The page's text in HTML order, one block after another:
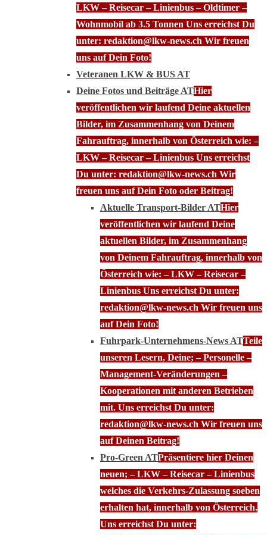
LKW – Reisecar – Linienbus – Oldtimer –
Wohnmobil ab 3.5 Tonnen Uns erreichst Du
unter: redaktion@lkw-news.ch Wir freuen
uns auf Dein Foto!
Veteranen LKW & BUS AT
Deine Fotos und Beiträge ATHier
veröffentlichen wir laufend Deine aktuellen
Bilder, im Zusammenhang von Deinem
Fahrauftrag, innerhalb von Österreich wie: –
LKW – Reisecar – Linienbus Uns erreichst
Du unter: redaktion@lkw-news.ch Wir
freuen uns auf Dein Foto oder Beitrag!
Aktuelle Transport-Bilder ATHier
veröffentlichen wir laufend Deine
aktuellen Bilder, im Zusammenhang
von Deinem Fahrauftrag, innerhalb von
Österreich wie: – LKW – Reisecar –
Linienbus Uns erreichst Du unter:
redaktion@lkw-news.ch Wir freuen uns
auf Dein Foto!
Fuhrpark-Unternehmens-News ATTeile
unseren Lesern, Deine; – Personelle –
Management-Veränderungen –
Kooperationen mit anderen Betrieben
mit. Uns erreichst Du unter:
redaktion@lkw-news.ch Wir freuen uns
auf Deinen Beitrag!
Pro-Green ATPräsentiere hier Deinen
neuen; – LKW – Reisecar – Linienbus
welches die Verkehrs-Zulassung soeben
erhalten hat, innerhalb von Österreich.
Uns erreichst Du unter: